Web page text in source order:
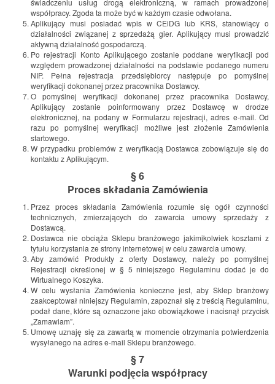
świadczeniu usług drogą elektroniczną, w ramach prowadzonej
współpracy. Zgoda ta może być w każdym czasie odwołana.
Aplikujący musi posiadać wpis w CEiDG lub KRS, stanowiący o
działalności związanej z sprzedażą gier. Aplikujący musi prowadzić
aktywną działalność gospodarczą.
Po rejestracji Konto Aplikującego zostanie poddane weryfikacji pod
względem prowadzonej działalności na podstawie podanego numeru
NIP. Pełna rejestracja przedsiębiorcy następuje po pomyślnej
weryfikacji dokonanej przez pracownika Dostawcy.
O pomyślnej weryfikacji dokonanej przez pracownika Dostawcy,
Aplikujący zostanie poinformowany przez Dostawcę w drodze
elektronicznej, na podany w Formularzu rejestracji, adres e-mail. Od
razu po pomyślnej weryfikacji możliwe jest złożenie Zamówienia
startowego.
W przypadku problemów z weryfikacją Dostawca zobowiązuje się do
kontaktu z Aplikującym.
§ 6
Proces składania Zamówienia
Przez proces składania Zamówienia rozumie się ogół czynności
technicznych, zmierzających do zawarcia umowy sprzedaży z
Dostawcą.
Dostawca nie obciąża Sklepu branżowego jakimikolwiek kosztami z
tytułu korzystania ze strony internetowej w celu zawarcia umowy.
Aby zamówić Produkty z oferty Dostawcy, należy po pomyślnej
Rejestracji określonej w § 5 niniejszego Regulaminu dodać je do
Wirtualnego Koszyka.
W celu wysłania Zamówienia konieczne jest, aby Sklep branżowy
zaakceptował niniejszy Regulamin, zapoznał się z treścią Regulaminu,
podał dane, które są oznaczone jako obowiązkowe i nacisnął przycisk
„Zamawiam”.
Umowę uznaję się za zawartą w momencie otrzymania potwierdzenia
wysyłanego na adres e-mail Sklepu branżowego.
§ 7
Warunki podjęcia współpracy